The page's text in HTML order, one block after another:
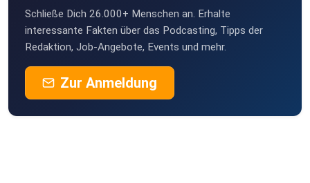
Schließe Dich 26.000+ Menschen an. Erhalte
interessante Fakten über das Podcasting, Tipps der
Redaktion, Job-Angebote, Events und mehr.
Zur Anmeldung